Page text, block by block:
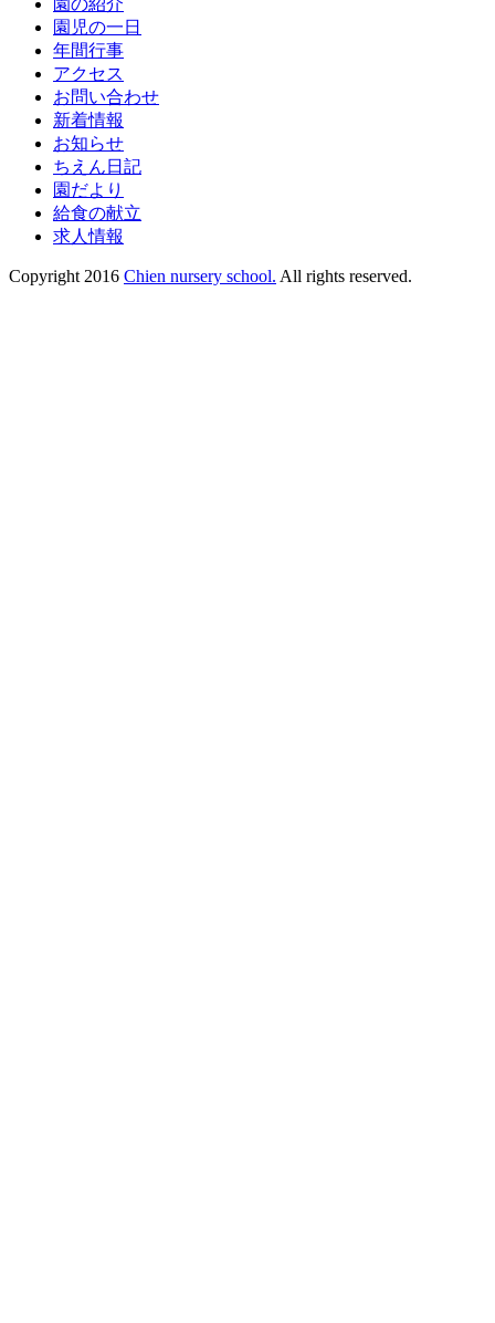
園児の一日
年間行事
アクセス
お問い合わせ
新着情報
お知らせ
ちえん日記
園だより
給食の献立
求人情報
Copyright 2016 Chien nursery school. All rights reserved.